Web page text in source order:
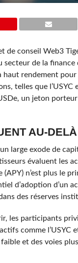
de conseil Web3
de la finance
haut rendement
telles que l’USYC
un jeton
AU-DELÀ
large exode de
évaluent les
n’est plus le
d’adoption d’un
des réserves
les participants
comme l’USYC
et des voies